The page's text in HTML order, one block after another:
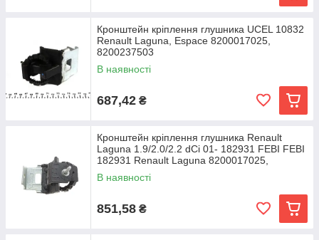
Кронштейн кріплення глушника UCEL 10832
Renault Laguna, Espace 8200017025,
8200237503
В наявності
687,42 ₴
Кронштейн кріплення глушника Renault
Laguna 1.9/2.0/2.2 dCi 01- 182931 FEBI FEBI
182931 Renault Laguna 8200017025,
8200237503
В наявності
851,58 ₴